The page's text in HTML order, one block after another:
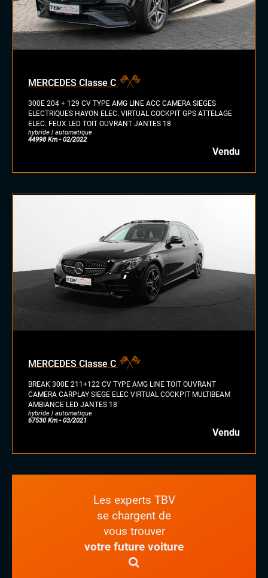
MERCEDES Classe C
300E 204 + 129 CV TYPE AMG LINE ACC CAMERA SIEGES
ELECTRIQUES HAYON ELEC. VIRTUAL COCKPIT GPS ATTELAGE
ELEC. FEUX LED TOIT OUVRANT JANTES 18
hybride | automatique
44998 Km - 02/2022
Vendu
MERCEDES Classe C
BREAK 300E 211+122 CV TYPE AMG LINE TOIT OUVRANT
CAMERA CARPLAY SIEGE ELEC VIRTUAL COCKPIT MULTIBEAM
AMBIANCE LED JANTES 18
hybride | automatique
67530 Km - 03/2021
Vendu
Les experts TBV
se chargent de
vous trouver
votre future voiture